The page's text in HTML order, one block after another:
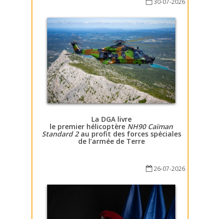
La DGA livre
le premier hélicoptère NH90 Caïman
Standard 2au profit des forces spéciales
de l’armée de Terre
26-07-2026